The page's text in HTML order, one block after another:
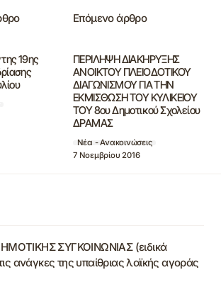
19ης
Επόμενο άρθρο
ΠΕΡΙΛΗΨΗ ΔΙΑΚΗΡΥΞΗΣ
ΑΝΟΙΚΤΟΥ ΠΛΕΙΟΔΟΤΙΚΟΥ
ΔΙΑΓΩΝΙΣΜΟΥ ΓΙΑ ΤΗΝ
ΕΚΜΙΣΘΩΣΗ ΤΟΥ ΚΥΛΙΚΕΙΟΥ
ΤΟΥ 8ου Δημοτικού Σχολείου
ΔΡΑΜΑΣ
Νέα - Ανακοινώσεις
7 Νοεμβρίου 2016
ΣΥΓΚΟΙΝΩΝΙΑΣ (ειδικά
ανάγκες της υπαίθριας λαϊκής αγοράς